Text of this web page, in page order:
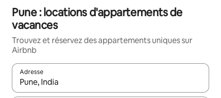
Pune : locations d'appartements de
vacances
Trouvez et réservez des appartements uniques sur
Airbnb
Adresse
Lorsque les résultats s'affichent, utilisez les flèches vers le